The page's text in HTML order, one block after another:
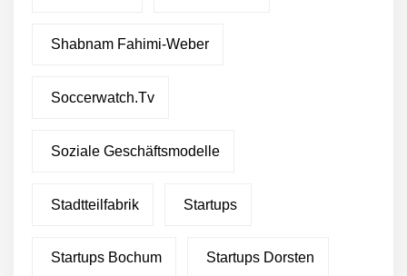
Shabnam Fahimi-Weber
Soccerwatch.tv
Soziale Geschäftsmodelle
Stadtteilfabrik Startups
Startups Bochum Startups Dorsten